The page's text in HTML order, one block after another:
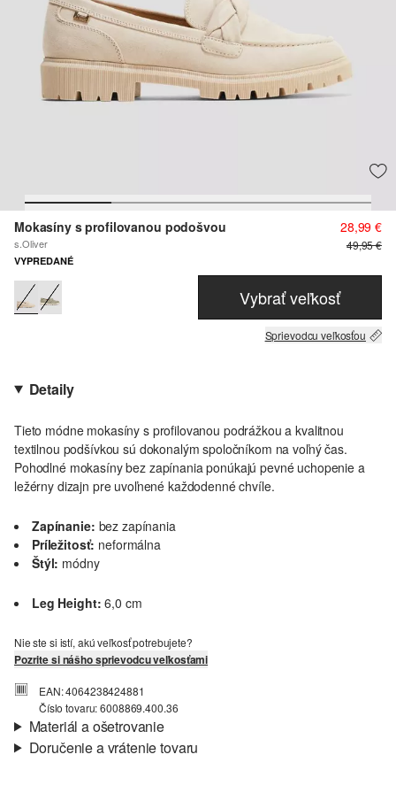
Mokasíny s profilovanou podošvou
s.Oliver
28,99 €
49,95 €
VYPREDANÉ
Vybrať veľkosť
Sprievodcu veľkosťou
Detaily
Tieto módne mokasíny s profilovanou podrážkou a kvalitnou
textilnou podšívkou sú dokonalým spoločníkom na voľný čas.
Pohodlné mokasíny bez zapínania ponúkajú pevné uchopenie a
ležérny dizajn pre uvoľnené každodenné chvíle.
Zapínanie: bez zapínania
Príležitosť: neformálna
Štýl: módny
Leg Height: 6,0 cm
Nie ste si istí, akú veľkosť potrebujete?
Pozrite si nášho sprievodcu veľkosťami
EAN: 4064238424881
Číslo tovaru: 6008869.400.36
Materiál a ošetrovanie
Doručenie a vrátenie tovaru